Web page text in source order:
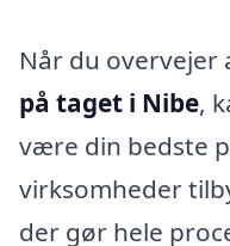
Når du overvejer
på taget i Nibe,
være din bedste
virksomheder
der gør hele